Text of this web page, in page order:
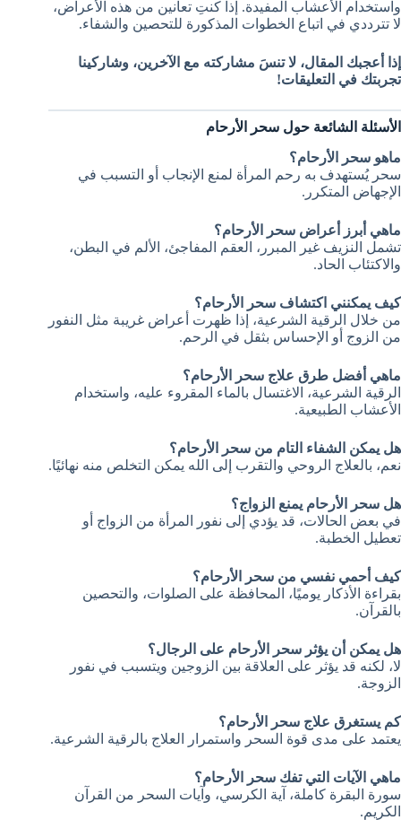
واستخدام الأعشاب المفيدة. إذا كنتِ تعانين من هذه الأعراض،
لا تترددي في اتباع الخطوات المذكورة للتحصين والشفاء.
إذا أعجبك المقال، لا تنسَ مشاركته مع الآخرين، وشاركينا
تجربتك في التعليقات!
الأسئلة الشائعة حول سحر الأرحام
ماهو سحر الأرحام؟
سحر يُستهدف به رحم المرأة لمنع الإنجاب أو التسبب في
الإجهاض المتكرر.
ماهي أبرز أعراض سحر الأرحام؟
تشمل النزيف غير المبرر، العقم المفاجئ، الألم في البطن،
والاكتئاب الحاد.
كيف يمكنني اكتشاف سحر الأرحام؟
من خلال الرقية الشرعية، إذا ظهرت أعراض غريبة مثل النفور
من الزوج أو الإحساس بثقل في الرحم.
ماهي أفضل طرق علاج سحر الأرحام؟
الرقية الشرعية، الاغتسال بالماء المقروء عليه، واستخدام
الأعشاب الطبيعية.
هل يمكن الشفاء التام من سحر الأرحام؟
نعم، بالعلاج الروحي والتقرب إلى الله يمكن التخلص منه نهائيًا.
هل سحر الأرحام يمنع الزواج؟
في بعض الحالات، قد يؤدي إلى نفور المرأة من الزواج أو
تعطيل الخطبة.
كيف أحمي نفسي من سحر الأرحام؟
بقراءة الأذكار يوميًا، المحافظة على الصلوات، والتحصين
بالقرآن.
هل يمكن أن يؤثر سحر الأرحام على الرجال؟
لا، لكنه قد يؤثر على العلاقة بين الزوجين ويتسبب في نفور
الزوجة.
كم يستغرق علاج سحر الأرحام؟
يعتمد على مدى قوة السحر واستمرار العلاج بالرقية الشرعية.
ماهي الآيات التي تفك سحر الأرحام؟
سورة البقرة كاملة، آية الكرسي، وآيات السحر من القرآن
الكريم.